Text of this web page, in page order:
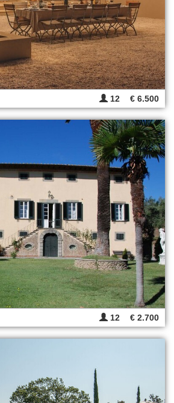
12 € 6.500
12 € 2.700